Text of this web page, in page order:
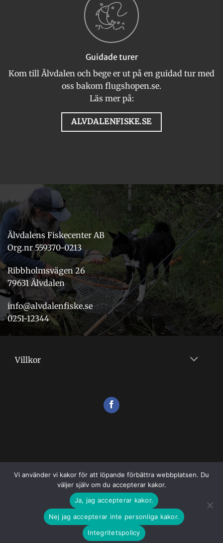
Guidade turer
Kom till Älvdalen och bege er ut på en guidad tur med
oss bakom flugshopen.se.
Läs mer på:
ALVDALENFISKE.SE
Älvdalens Fiskecenter AB
Org.nr 559370-0213
Ribbholmsvägen 26
79631 Älvdalen
info@alvdalenfiske.se
0251-12344
Villkor
Copyright 2026 ©Flugshopen
Vi använder vi kakor för att löpande förbättra webbplatsen. Du
väljer själv om du accepterar kakor.
Ja, jag accepterar kakor.
Nej jag accepterar inte personliga kakor.
Integritetspolicy